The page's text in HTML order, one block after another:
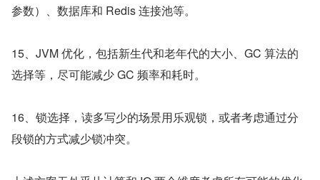
参数）、数据库和 Redis 连接池等。
15、JVM 优化，包括新生代和老年代的大小、GC 算法的
选择等，尽可能减少 GC 频率和耗时。
16、锁选择，读多写少的场景用乐观锁，或者考虑通过分
段锁的方式减少锁冲突。